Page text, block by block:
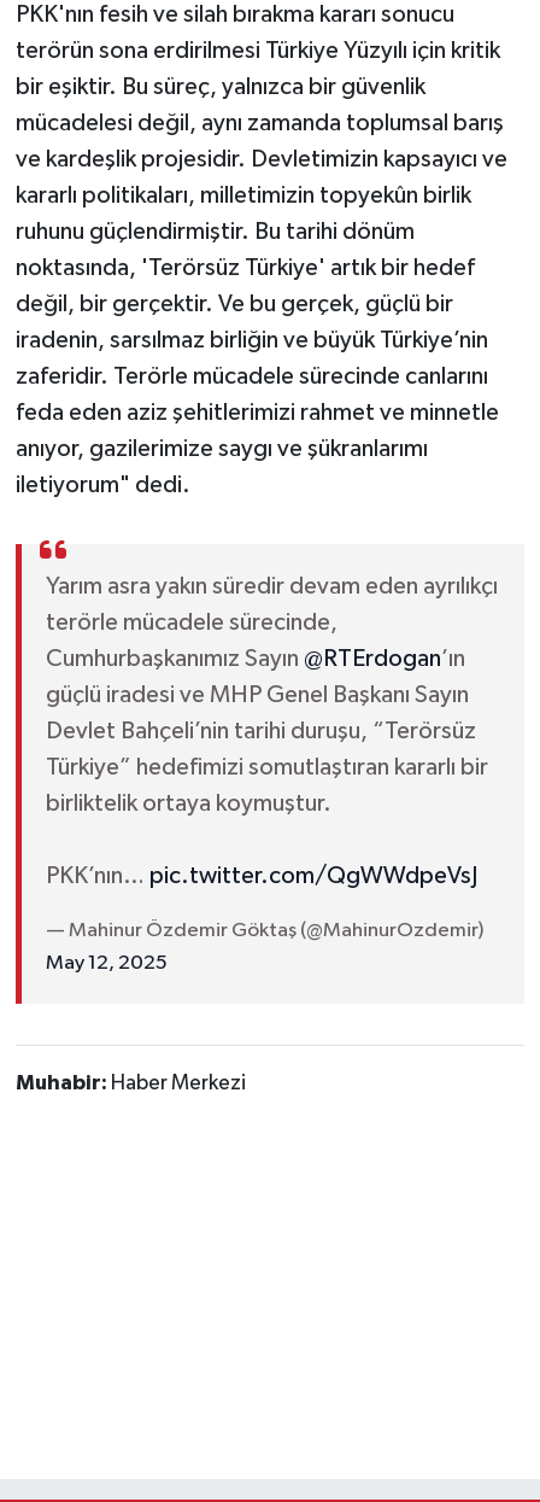
PKK'nın fesih ve silah bırakma kararı sonucu
terörün sona erdirilmesi Türkiye Yüzyılı için kritik
bir eşiktir. Bu süreç, yalnızca bir güvenlik
mücadelesi değil, aynı zamanda toplumsal barış
ve kardeşlik projesidir. Devletimizin kapsayıcı ve
kararlı politikaları, milletimizin topyekûn birlik
ruhunu güçlendirmiştir. Bu tarihi dönüm
noktasında, 'Terörsüz Türkiye' artık bir hedef
değil, bir gerçektir. Ve bu gerçek, güçlü bir
iradenin, sarsılmaz birliğin ve büyük Türkiye’nin
zaferidir. Terörle mücadele sürecinde canlarını
feda eden aziz şehitlerimizi rahmet ve minnetle
anıyor, gazilerimize saygı ve şükranlarımı
iletiyorum" dedi.
Yarım asra yakın süredir devam eden ayrılıkçı
terörle mücadele sürecinde,
Cumhurbaşkanımız Sayın @RTErdogan’ın
güçlü iradesi ve MHP Genel Başkanı Sayın
Devlet Bahçeli’nin tarihi duruşu, “Terörsüz
Türkiye” hedefimizi somutlaştıran kararlı bir
birliktelik ortaya koymuştur.
PKK’nın… pic.twitter.com/QgWWdpeVsJ
— Mahinur Özdemir Göktaş (@MahinurOzdemir)
May 12, 2025
Muhabir: Haber Merkezi